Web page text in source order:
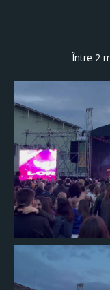
Între 2